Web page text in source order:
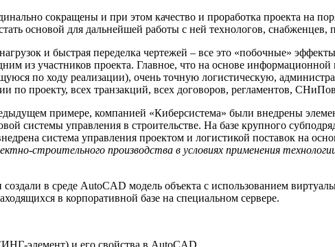
сокращены и при этом качество и проработка проекта на
основой для дальнейшей работы с ней технологов, снабженцев,
и быстрая переделка чертежей – все это «побочные»
из участников проекта. Главное, что на основе
по ходу реализации), очень точную логистическую,
по проекту, всех транзакций, всех договоров, регламентов,
примере, компанией «Киберсистема» были внедрены
системы управления в строительстве. На базе крупного
система управления проектом и логистикой поставок на
строительного производства в условиях применения
в среде AutoCAD модель объекта с использованием
в корпоративной базе на специальном сервере.
элемент) и его свойства в AutoCAD